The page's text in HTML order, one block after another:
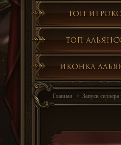
Топ
Топ
Иконка
Главная Запуск